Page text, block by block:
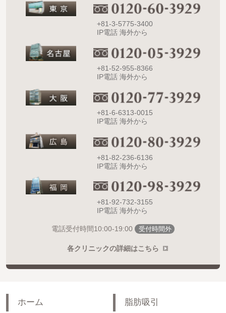
+81-3-5775-3400
IP電話 海外から
+81-52-955-8366
IP電話 海外から
+81-6-6313-0015
IP電話 海外から
+81-82-236-6136
IP電話 海外から
+81-92-732-3155
IP電話 海外から
電話受付時間10:00-19:00 受付時間外
各クリニックの詳細はこちら
ホーム 脂肪吸引